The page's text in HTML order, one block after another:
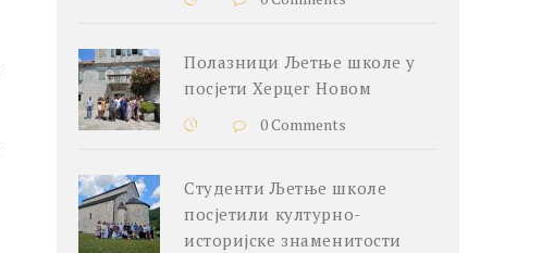
Полазници Љетње школе у
посјети Херцег Новом
0 Comments
Студенти Љетње школе
посјетили културно-
историјске знаменитости